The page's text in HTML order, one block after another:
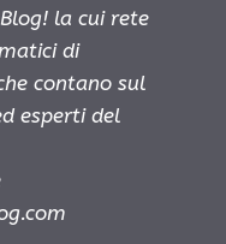
la cui rete
di
contano sul
esperti del